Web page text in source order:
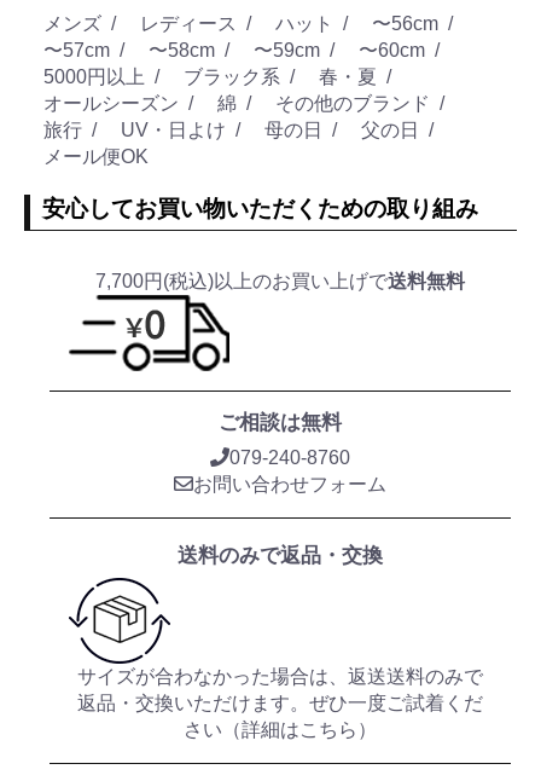
メンズ レディース ハット
〜56cm
〜57cm
〜58cm 〜59cm
〜60cm
5000円以上
ブラック系
春・夏
オールシーズン
綿
その他のブランド
旅行
UV・日よけ 母の日
父の日
メール便OK
安心してお買い物いただくための取り組み
7,700円(税込)以上のお買い上げで送料無料
ご相談は無料
079-240-8760
お問い合わせフォーム
送料のみで返品・交換
サイズが合わなかった場合は、返送送料のみで
返品・交換いただけます。ぜひ一度ご試着くだ
さい（詳細はこちら ）